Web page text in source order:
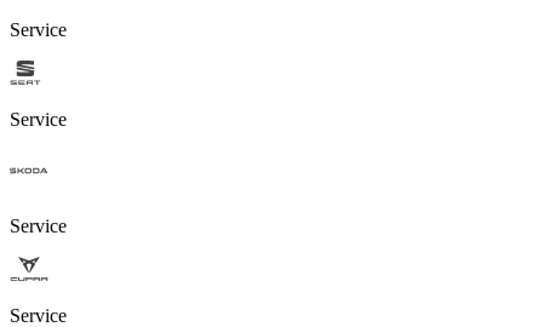
Service
Service
Service
Service